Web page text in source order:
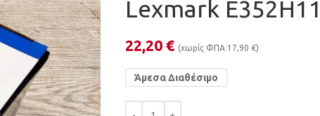
Lexmark
22,20 € (χωρίς ΦΠΑ 17,90 €)
Άμεσα Διαθέσιμο